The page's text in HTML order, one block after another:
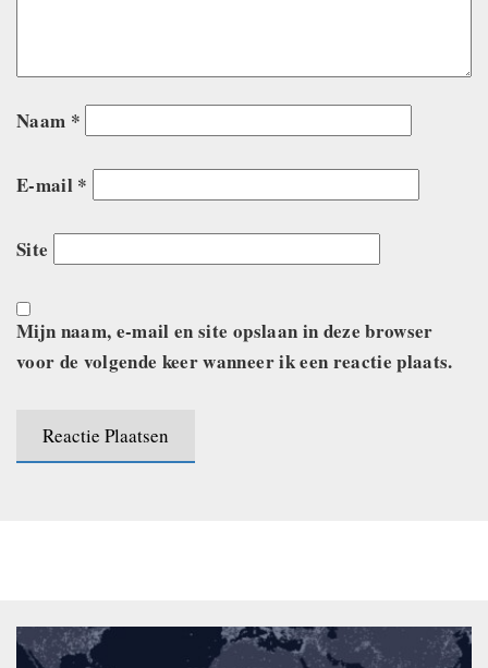
Naam *
E-mail *
Site
Mijn naam, e-mail en site opslaan in deze browser
voor de volgende keer wanneer ik een reactie plaats.